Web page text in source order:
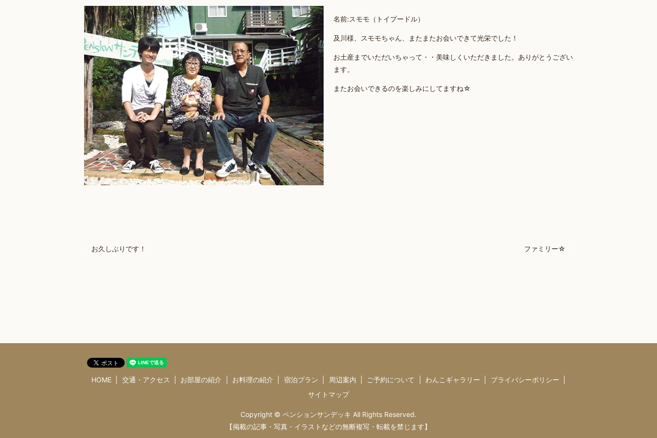
名前:スモモ（トイプードル）
及川様、スモモちゃん、またまたお会いできて光栄でした！
お土産までいただいちゃって・・美味しくいただきました。ありがとうござい
ます。
またお会いできるのを楽しみにしてますね☆
お久しぶりです！ ファミリー☆
HOME 交通・アクセス お部屋の紹介 お料理の紹介 宿泊プラン 周辺案内 ご予約について わんこギャラリー
プライバシーポリシー
サイトマップ
Copyright © ペンションサンデッキ All Rights Reserved.
【掲載の記事・写真・イラストなどの無断複写・転載を禁じます】